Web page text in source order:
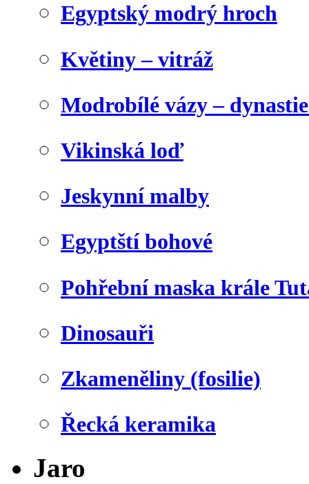
Egyptský modrý hroch
Květiny – vitráž
Modrobílé vázy –
Vikinská loď
Jeskynní malby
Egyptští bohové
Pohřební maska krále
Dinosauři
Zkameněliny (fosilie)
Řecká keramika
Jaro